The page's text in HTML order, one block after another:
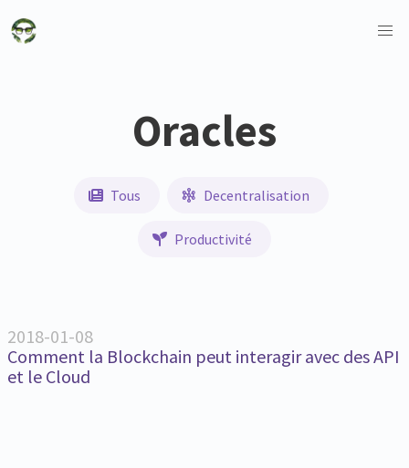
Oracles
Tous Decentralisation
Productivité
2018-01-08
Comment la Blockchain peut interagir avec des API
et le Cloud